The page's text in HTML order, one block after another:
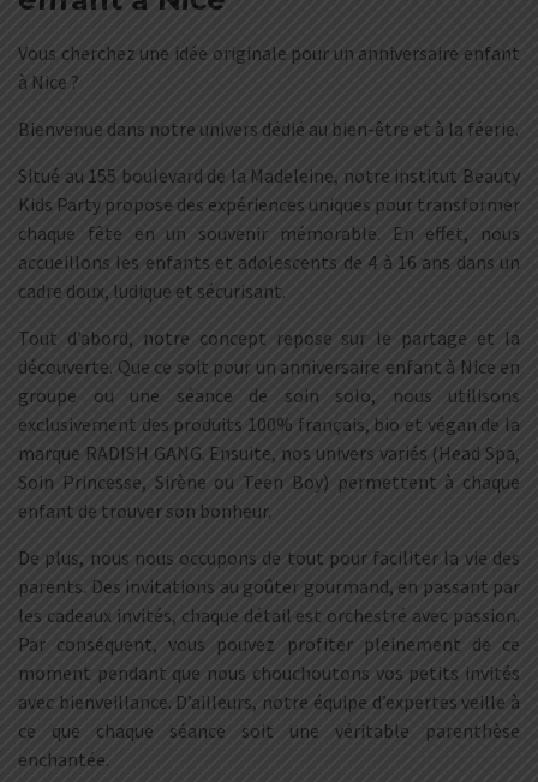
Vous cherchez une idée originale pour un anniversaire enfant
à Nice ?
Bienvenue dans notre univers dédié au bien-être et à la féerie.
Situé au 155 boulevard de la Madeleine, notre institut Beauty
Kids Party propose des expériences uniques pour transformer
chaque fête en un souvenir mémorable. En effet, nous
accueillons les enfants et adolescents de 4 à 16 ans dans un
cadre doux, ludique et sécurisant.
Tout d’abord, notre concept repose sur le partage et la
découverte. Que ce soit pour un anniversaire enfant à Nice en
groupe ou une séance de soin solo, nous utilisons
exclusivement des produits 100% français, bio et végan de la
marque RADISH GANG. Ensuite, nos univers variés (Head Spa,
Soin Princesse, Sirène ou Teen Boy) permettent à chaque
enfant de trouver son bonheur.
De plus, nous nous occupons de tout pour faciliter la vie des
parents. Des invitations au goûter gourmand, en passant par
les cadeaux invités, chaque détail est orchestré avec passion.
Par conséquent, vous pouvez profiter pleinement de ce
moment pendant que nous chouchoutons vos petits invités
avec bienveillance. D’ailleurs, notre équipe d’expertes veille à
ce que chaque séance soit une véritable parenthèse
enchantée.